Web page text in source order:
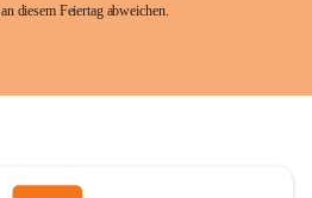
diesem Feiertag abweichen.